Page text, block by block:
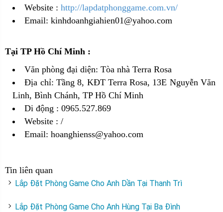
Website : http://lapdatphonggame.com.vn/
Email: kinhdoanhgiahien01@yahoo.com
Tại TP Hồ Chí Minh :
Văn phòng đại diện: Tòa nhà Terra Rosa
Địa chỉ: Tầng 8, KĐT Terra Rosa, 13E Nguyễn Văn
Linh, Bình Chánh, TP Hồ Chí Minh
Di động : 0965.527.869
Website : /
Email: hoanghienss@yahoo.com
Tin liên quan
Lắp Đặt Phòng Game Cho Anh Dần Tại Thanh Trì
Lắp Đặt Phòng Game Cho Anh Hùng Tại Ba Đình